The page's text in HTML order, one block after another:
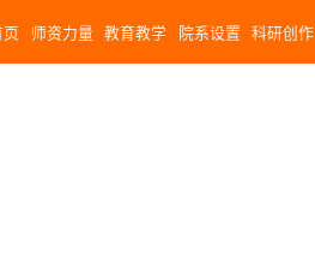
页 师资力量 教育教学 院系设置 科研创作